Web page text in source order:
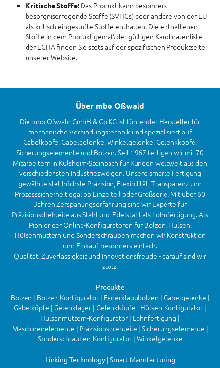
Kritische Stoffe: Das Produkt kann besonders
besorgniserregende Stoffe (SVHCs) oder andere von der EU
als kritisch eingestufte Stoffe enthalten. Die enthaltenen
Stoffe in dem Produkt gemäß der gültigen Kandidatenliste
der ECHA finden Sie stets auf der spezifischen Produktseite
unserer Website.
Über mbo Oßwald
Die mbo Oßwald GmbH & Co KG ist führender Hersteller für
mechanische Verbindungstechnik und spezialisiert auf
Gabelköpfe, Gabelgelenke, Winkelgelenke, Gelenkköpfe,
Sicherungselemente und Bolzen. Seit 1967 fertigen wir mit 70
Mitarbeitern in Külsheim-Steinbach für Kunden weltweit aus den
verschiedensten Industriezweigen. Unsere smarte Fertigung
gewährleistet höchste Präzision, Flexibilität, Transparenz und
Prozesssicherheit egal ob Einzelteil oder Großserie. Mit über 60
Jahren Zerspanungserfahrung sind wir Experte für
Präzisionsdrehteile aus Stahl und Edelstahl als Lohnfertigung. Als
Pionier der Online-Konfiguratoren für Bolzen, Hülsen,
Hülsenmuttern und Sonderschrauben machen wir Konstruktion
und Einkauf besonders einfach.
Qualität, Zuverlässigkeit und Innovationsfreude - darauf sind wir
stolz.
Produkte
Bolzen | Bolzen-Konfigurator | Federklappbolzen | Gabelgelenke |
Gabelköpfe | Gelenklager | Gelenkköpfe | Hülsen-Konfigurator |
Hülsenmuttern-Konfigurator | Lohnfertigung |
Maschinenelemente | Präzisionsdrehteile | Sicherungselemente |
Sonderschrauben-Konfigurator | Winkelgelenke
Linking Technology | Smart Manufacturing